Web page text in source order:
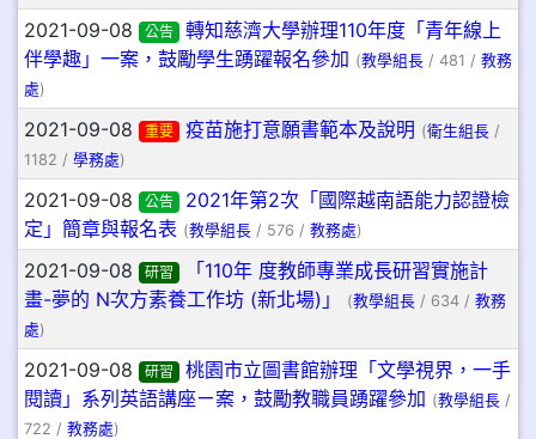
2021-09-08 公告
轉知慈濟大學辦理110年度「青年線上
伴學趣」一案，鼓勵學生踴躍報名參加 (教學組長 / 481 / 教務
處)
2021-09-08 重要 疫苗施打意願書範本及說明 (衛生組長/
1182 / 學務處)
2021-09-08 公告
2021年第2次「國際越南語能力認證檢
定」簡章與報名表 (教學組長 / 576 / 教務處)
2021-09-08 研習
「110年 度教師專業成長研習實施計
畫-夢的 N次方素養工作坊 (新北場)」
(教學組長 / 634 / 教務
處)
2021-09-08 研習
桃園市立圖書館辦理「文學視界，一手
閱讀」系列英語講座ㄧ案，鼓勵教職員踴躍參加 (教學組長 /
722 / 教務處)